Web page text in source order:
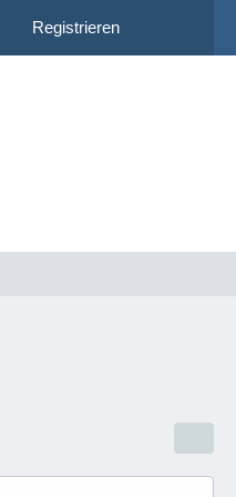
Registrieren